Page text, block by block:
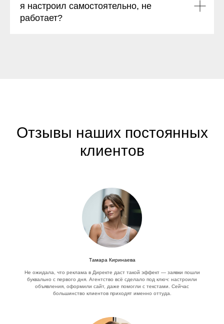
я настроил самостоятельно, не
работает?
Отзывы наших постоянных
клиентов
Тамара Киринаева
Не ожидала, что реклама в Директе даст такой эффект — заявки пошли
буквально с первого дня. Агентство всё сделало под ключ: настроили
объявления, оформили сайт, даже помогли с текстами. Сейчас
большинство клиентов приходят именно оттуда.